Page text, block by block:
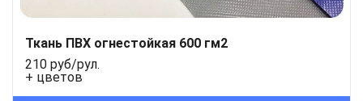
Ткань ПВХ огнестойкая 600 гм2
210 руб/рул.
+ цветов